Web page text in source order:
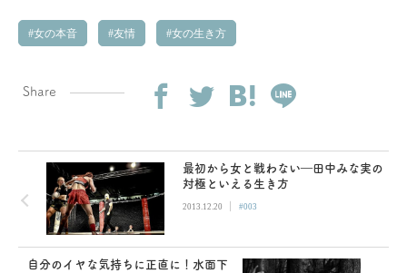
女の本音 友情 女の生き方
Share
最初から女と戦わない―田中みな実の
対極といえる生き方
2013.12.20 | #003
自分のイヤな気持ちに正直に！水面下